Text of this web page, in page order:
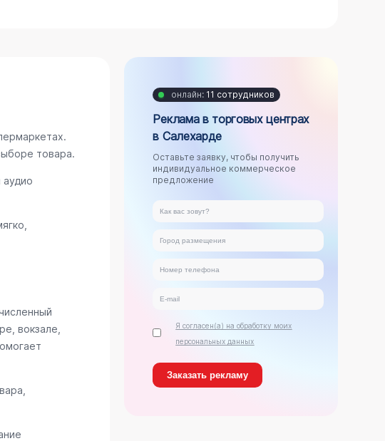
товара.
вокзале,
онлайн: 11 сотрудников
Реклама в торговых центрах
в Салехарде
Оставьте заявку, чтобы получить
индивидуальное коммерческое
предложение
Я согласен(а) на обработку моих
персональных данных